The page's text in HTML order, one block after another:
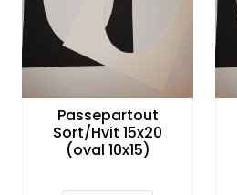
Passepartout
Sort/Hvit 15x20
(oval 10x15)
Speil
Trykk av bilder/skilt og
SOMMEROUTLET